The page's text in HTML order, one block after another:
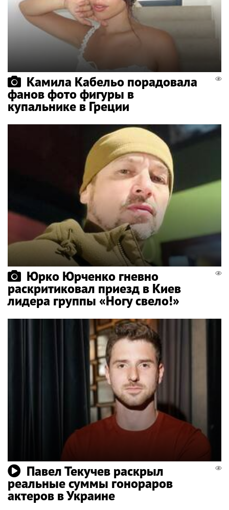
Камила Кабельо порадовала
фанов фото фигуры в
купальнике в Греции
Юрко Юрченко гневно
раскритиковал приезд в Киев
лидера группы «Ногу свело!»
Павел Текучев раскрыл
реальные суммы гонораров
актеров в Украине